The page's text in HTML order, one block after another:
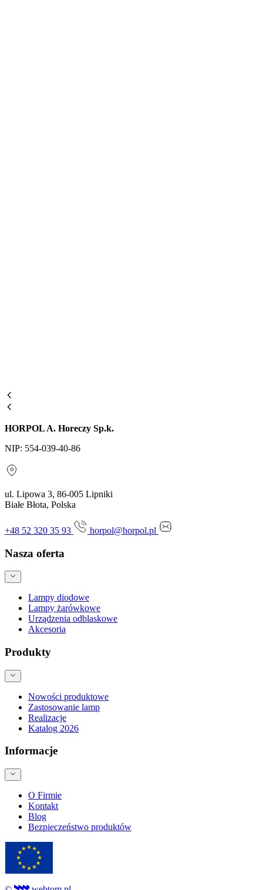
HORPOL A. Horeczy Sp.k.
NIP: 554-039-40-86
ul. Lipowa 3, 86-005 Lipniki
Białe Błota, Polska
+48 52 320 35 93 horpol@horpol.pl
Nasza oferta
Lampy diodowe
Lampy żarówkowe
Urządzenia odblaskowe
Akcesoria
Produkty
Nowości produktowe
Zastosowanie lamp
Realizacje
Katalog 2026
Informacje
O Firmie
Kontakt
Blog
Bezpieczeństwo produktów